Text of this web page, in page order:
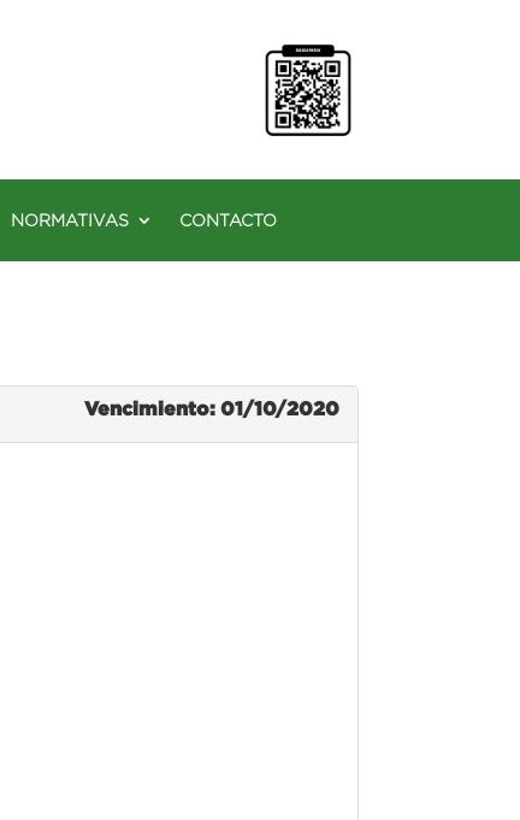
NORMATIVAS CONTACTO
Vencimiento: 01/10/2020